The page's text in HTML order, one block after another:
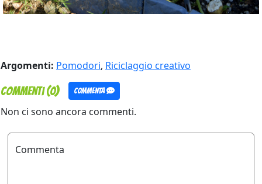
Argomenti: Pomodori, Riciclaggio creativo
Commenti (0)
Commenta
Non ci sono ancora commenti.
Commenta